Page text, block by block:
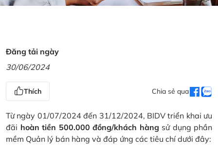
Đăng tải ngày
30/06/2024
Thích Chia sẻ qua
Từ ngày 01/07/2024 đến 31/12/2024, BIDV triển khai ưu
đãi hoàn tiền 500.000 đồng/khách hàng sử dụng phần
mềm Quản lý bán hàng và đáp ứng các tiêu chí dưới đây: